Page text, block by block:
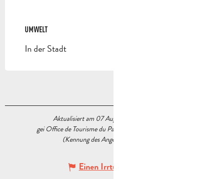
UMWELT
UMWELT
In der Stadt
Aktualisiert am 07 August 2026 Um 11:44
gei Office de Tourisme du Pays d’Aubagne et de l’Étoile
(Kennung des Angebots :
Einen Irrtum angeben